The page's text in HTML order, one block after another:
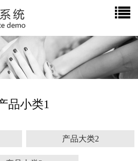
品小类1
产品大类2